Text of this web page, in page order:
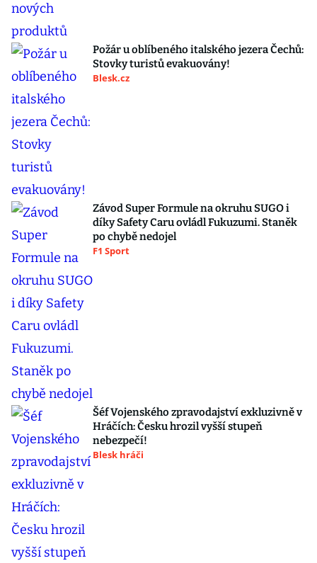
Požár u oblíbeného italského jezera Čechů:
Stovky turistů evakuovány!
Blesk.cz
Závod Super Formule na okruhu SUGO i
díky Safety Caru ovládl Fukuzumi. Staněk
po chybě nedojel
F1 Sport
Šéf Vojenského zpravodajství exkluzivně v
Hráčích: Česku hrozil vyšší stupeň
nebezpečí!
Blesk hráči